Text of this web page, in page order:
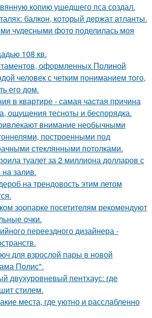
копию ушедшего пса создал.
балкон, который держат атланты.
чудесными фото поделилась моя
108 кв.
оформленных Полиной
человек с четким пониманием того,
его дом.
в квартире - самая частая причина
ощущения тесноты и беспорядка.
внимание необычными
построенными под
стеклянными потолками.
туалет за 2 миллиона долларов с
залив.
на трендовость этим летом
зоопарке посетителям рекомендуют
очки.
переездного дизайнера -
для взрослой пары в новой
Полис".
двухуровневый пентхаус: где
стилем.
места, где уютно и расслабленно